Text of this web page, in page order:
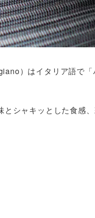
）はイタリア語で
シャキッとした食感、